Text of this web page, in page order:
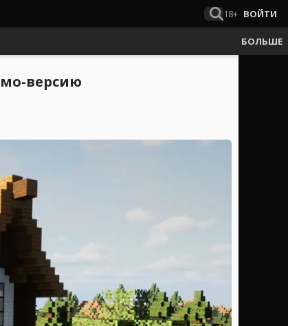
18+ ВОЙТИ
БОЛЬШЕ
версию